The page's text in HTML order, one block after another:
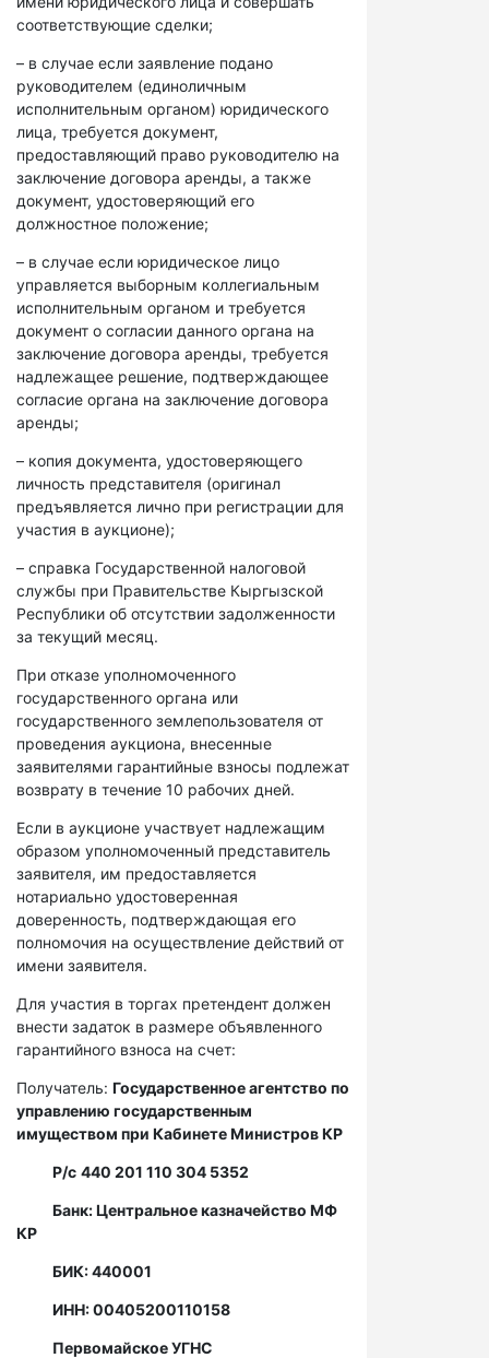
соответствующие сделки;
– в случае если заявление подано
руководителем (единоличным
исполнительным органом) юридического
лица, требуется документ,
предоставляющий право руководителю на
заключение договора аренды, а также
документ, удостоверяющий его
должностное положение;
– в случае если юридическое лицо
управляется выборным коллегиальным
исполнительным органом и требуется
документ о согласии данного органа на
заключение договора аренды, требуется
надлежащее решение, подтверждающее
согласие органа на заключение договора
аренды;
– копия документа, удостоверяющего
личность представителя (оригинал
предъявляется лично при регистрации для
участия в аукционе);
– справка Государственной налоговой
службы при Правительстве Кыргызской
Республики об отсутствии задолженности
за текущий месяц.
При отказе уполномоченного
государственного органа или
государственного землепользователя от
проведения аукциона, внесенные
заявителями гарантийные взносы подлежат
возврату в течение 10 рабочих дней.
Если в аукционе участвует надлежащим
образом уполномоченный представитель
заявителя, им предоставляется
нотариально удостоверенная
доверенность, подтверждающая его
полномочия на осуществление действий от
имени заявителя.
Для участия в торгах претендент должен
внести задаток в размере объявленного
гарантийного взноса на счет:
Получатель: Государственное агентство по
управлению государственным
имуществом при Кабинете Министров КР
Р/с 440 201 110 304 5352
Банк: Центральное казначейство МФ
КР
БИК: 440001
ИНН: 00405200110158
Первомайское УГНС